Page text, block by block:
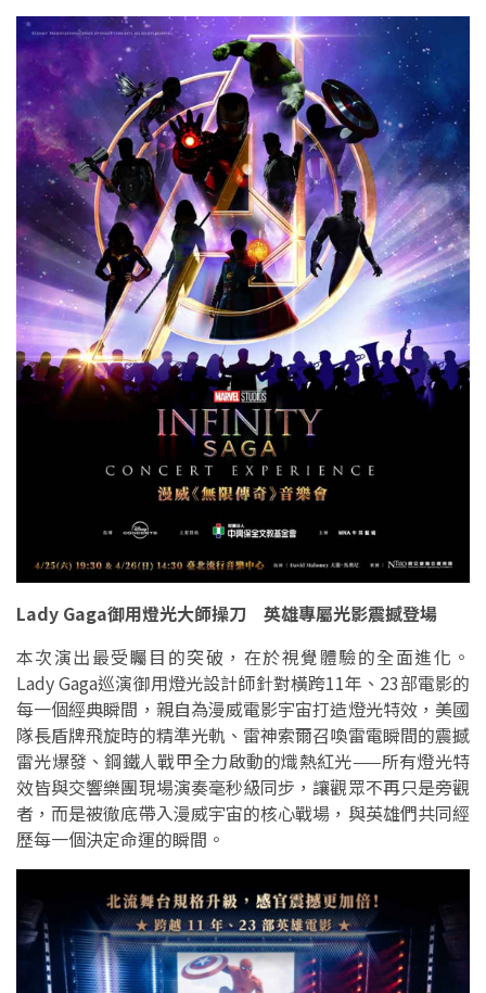
Lady Gaga御用燈光大師操刀 英雄專屬光影震撼登場
本次演出最受矚目的突破，在於視覺體驗的全面進化。
Lady Gaga巡演御用燈光設計師針對橫跨11年、23部電影的
每一個經典瞬間，親自為漫威電影宇宙打造燈光特效，美國
隊長盾牌飛旋時的精準光軌、雷神索爾召喚雷電瞬間的震撼
雷光爆發、鋼鐵人戰甲全力啟動的熾熱紅光——所有燈光特
效皆與交響樂團現場演奏毫秒級同步，讓觀眾不再只是旁觀
者，而是被徹底帶入漫威宇宙的核心戰場，與英雄們共同經
歷每一個決定命運的瞬間。